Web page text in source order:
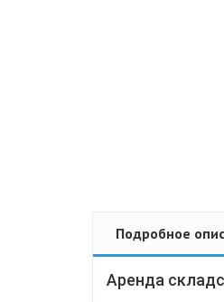
Подробное
Аренда